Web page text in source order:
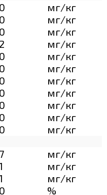
0
мг/кг
0
мг/кг
0
мг/кг
2
мг/кг
0
мг/кг
0
мг/кг
0
мг/кг
0
мг/кг
0
мг/кг
0
мг/кг
0
мг/кг
7
мг/кг
мг/кг
мг/кг
0
%